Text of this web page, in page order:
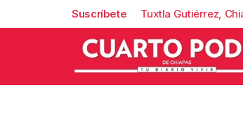
Suscríbete Tuxtla Gutiérrez,